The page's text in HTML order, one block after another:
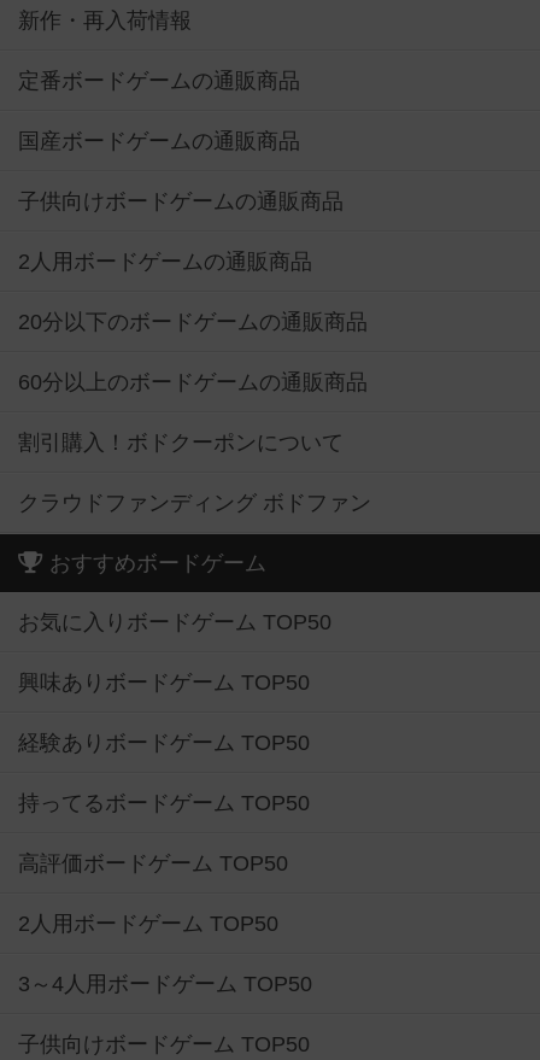
新作・再入荷情報
定番ボードゲームの通販商品
国産ボードゲームの通販商品
子供向けボードゲームの通販商品
2人用ボードゲームの通販商品
20分以下のボードゲームの通販商品
60分以上のボードゲームの通販商品
割引購入！ボドクーポンについて
クラウドファンディング ボドファン
おすすめボードゲーム
お気に入りボードゲーム TOP50
興味ありボードゲーム TOP50
経験ありボードゲーム TOP50
持ってるボードゲーム TOP50
高評価ボードゲーム TOP50
2人用ボードゲーム TOP50
3～4人用ボードゲーム TOP50
子供向けボードゲーム TOP50